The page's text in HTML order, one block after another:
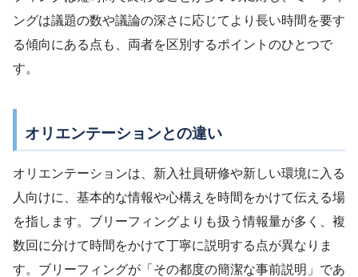
ングは議題の数や議論の深さに応じてより長い時間を要す
る傾向にある点も、両者を区別するポイントのひとつで
す。
オリエンテーションとの違い
オリエンテーションは、新入社員研修や新しい環境に入る
人向けに、基本的な情報や心構えを時間をかけて伝える場
を指します。ブリーフィングよりも扱う情報量が多く、複
数回に分けて時間をかけて丁寧に説明する点が異なりま
す。ブリーフィングが「その都度の簡潔な事前説明」であ